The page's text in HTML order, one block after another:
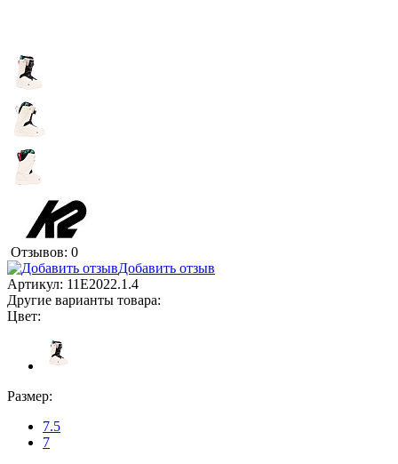
Отзывов: 0
Добавить отзыв
Артикул: 11E2022.1.4
Другие варианты товара:
Цвет:
Размер:
7.5
7